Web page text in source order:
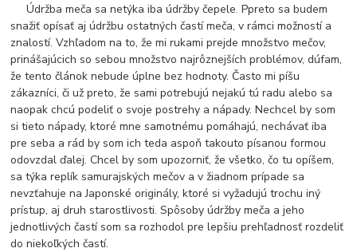
Údržba meča sa netýka iba údržby čepele. Ppreto sa budem
snažiť opísať aj údržbu ostatných častí meča, v rámci možností a
znalostí. Vzhľadom na to, že mi rukami prejde množstvo mečov,
prinášajúcich so sebou množstvo najrôznejších problémov, dúfam,
že tento článok nebude úplne bez hodnoty. Často mi píšu
zákazníci, či už preto, že sami potrebujú nejakú tú radu alebo sa
naopak chcú podeliť o svoje postrehy a nápady. Nechcel by som
si tieto nápady, ktoré mne samotnému pomáhajú, nechávať iba
pre seba a rád by som ich teda aspoň takouto písanou formou
odovzdal ďalej. Chcel by som upozorniť, že všetko, čo tu opíšem,
sa týka replík samurajských mečov a v žiadnom prípade sa
nevzťahuje na Japonské originály, ktoré si vyžadujú trochu iný
prístup, aj druh starostlivosti. Spôsoby údržby meča a jeho
jednotlivých častí som sa rozhodol pre lepšiu prehľadnosť rozdeliť
do niekoľkých častí.